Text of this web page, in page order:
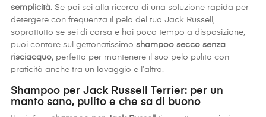
semplicità. Se poi sei alla ricerca di una soluzione rapida per
detergere con frequenza il pelo del tuo Jack Russell,
soprattutto se sei di corsa e hai poco tempo a disposizione,
puoi contare sul gettonatissimo shampoo secco senza
risciacquo, perfetto per mantenere il suo pelo pulito con
praticità anche tra un lavaggio e l’altro.
Shampoo per Jack Russell Terrier: per un
manto sano, pulito e che sa di buono